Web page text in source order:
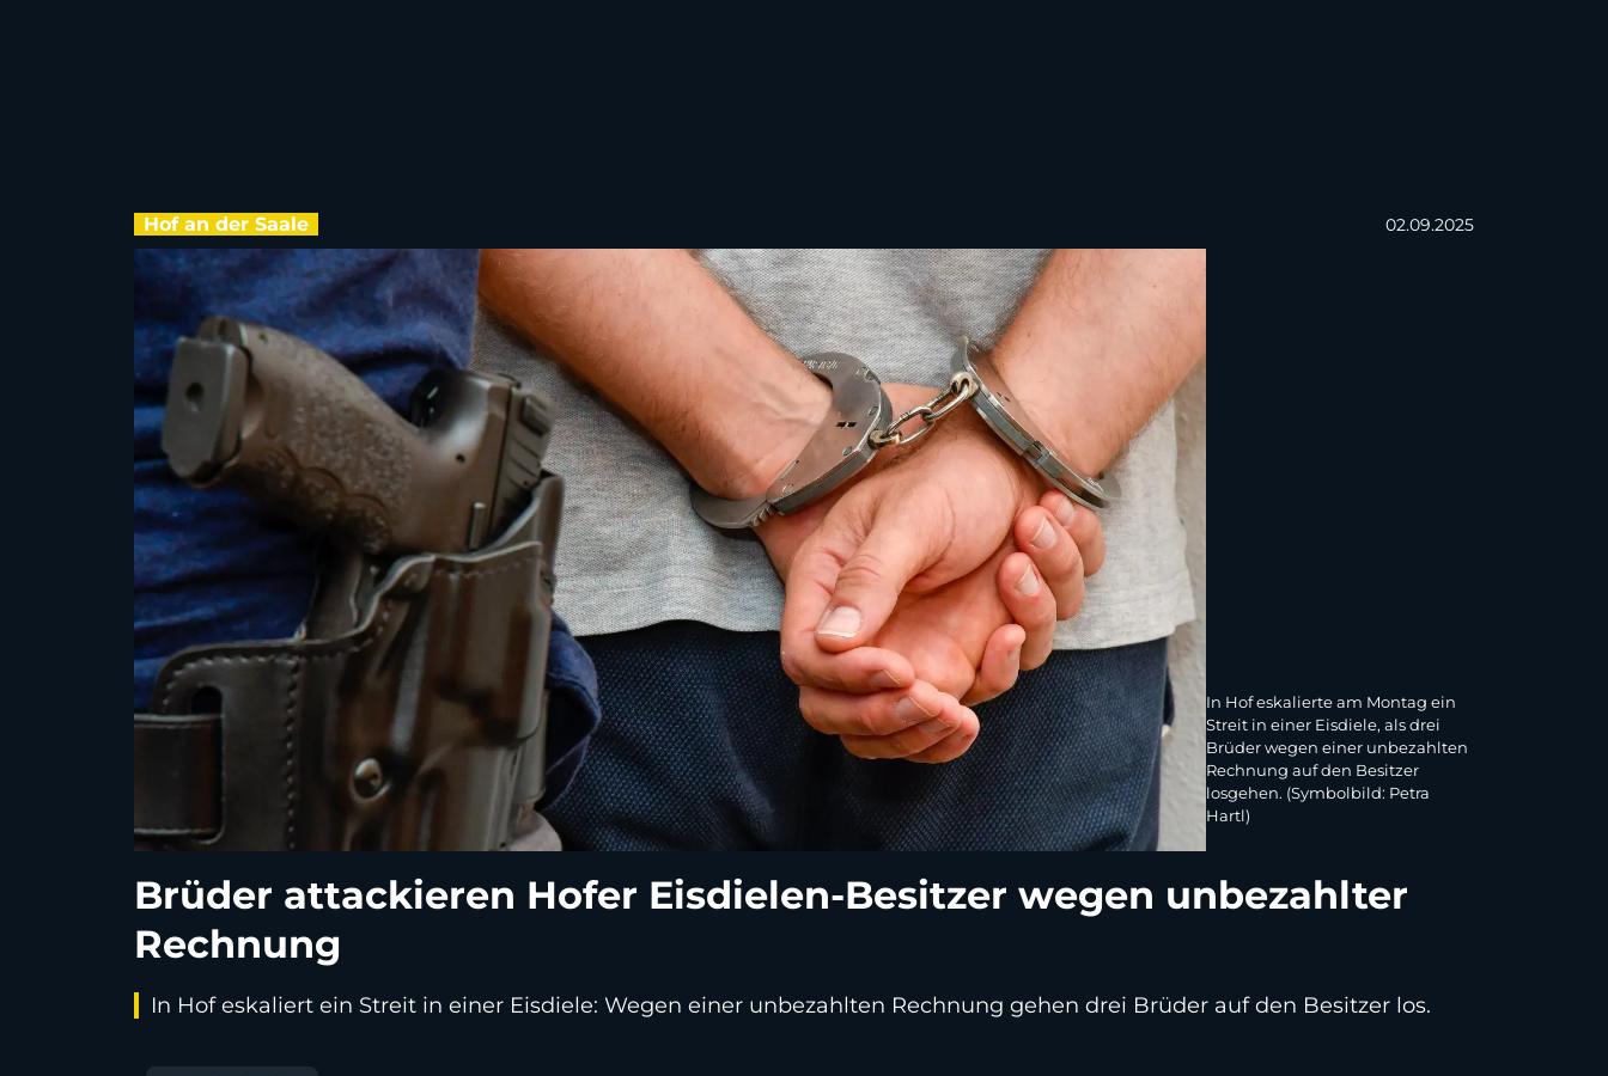
Hof an der Saale 02.09.2025
In Hof eskalierte am Montag ein
Streit in einer Eisdiele, als drei
Brüder wegen einer unbezahlten
Rechnung auf den Besitzer
losgehen. (Symbolbild: Petra
Hartl)
Brüder attackieren Hofer Eisdielen-Besitzer wegen unbezahlter
Rechnung
In Hof eskaliert ein Streit in einer Eisdiele: Wegen einer unbezahlten Rechnung gehen drei Brüder auf den Besitzer los.